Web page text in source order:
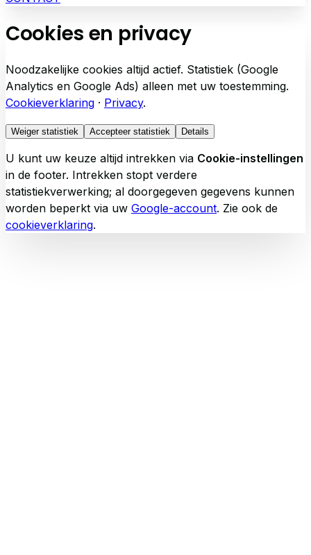
Cookies en privacy
Noodzakelijke cookies altijd actief. Statistiek (Google
Analytics en Google Ads) alleen met uw toestemming.
Cookieverklaring · Privacy.
Weiger statistiek Accepteer statistiek Details
U kunt uw keuze altijd intrekken via Cookie-instellingen
in de footer. Intrekken stopt verdere
statistiekverwerking; al doorgegeven gegevens kunnen
worden beperkt via uw Google-account. Zie ook de
cookieverklaring.